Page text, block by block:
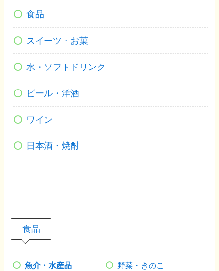
食品
スイーツ・お菓
水・ソフトドリンク
ビール・洋酒
ワイン
日本酒・焼酎
食品
魚介・水産品 野菜・きのこ